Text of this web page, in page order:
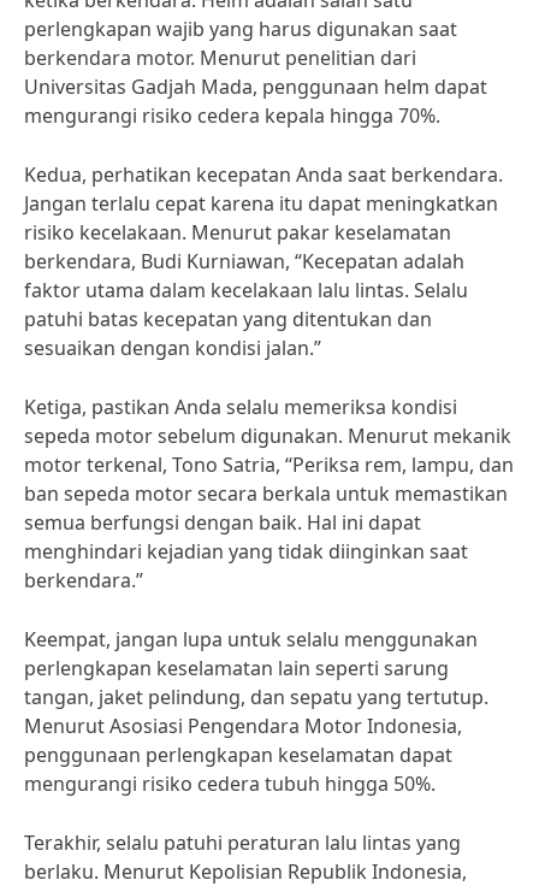
perlengkapan wajib yang harus digunakan saat
berkendara motor. Menurut penelitian dari
Universitas Gadjah Mada, penggunaan helm dapat
mengurangi risiko cedera kepala hingga 70%.
Kedua, perhatikan kecepatan Anda saat berkendara.
Jangan terlalu cepat karena itu dapat meningkatkan
risiko kecelakaan. Menurut pakar keselamatan
berkendara, Budi Kurniawan, “Kecepatan adalah
faktor utama dalam kecelakaan lalu lintas. Selalu
patuhi batas kecepatan yang ditentukan dan
sesuaikan dengan kondisi jalan.”
Ketiga, pastikan Anda selalu memeriksa kondisi
sepeda motor sebelum digunakan. Menurut mekanik
motor terkenal, Tono Satria, “Periksa rem, lampu, dan
ban sepeda motor secara berkala untuk memastikan
semua berfungsi dengan baik. Hal ini dapat
menghindari kejadian yang tidak diinginkan saat
berkendara.”
Keempat, jangan lupa untuk selalu menggunakan
perlengkapan keselamatan lain seperti sarung
tangan, jaket pelindung, dan sepatu yang tertutup.
Menurut Asosiasi Pengendara Motor Indonesia,
penggunaan perlengkapan keselamatan dapat
mengurangi risiko cedera tubuh hingga 50%.
Terakhir, selalu patuhi peraturan lalu lintas yang
berlaku. Menurut Kepolisian Republik Indonesia,